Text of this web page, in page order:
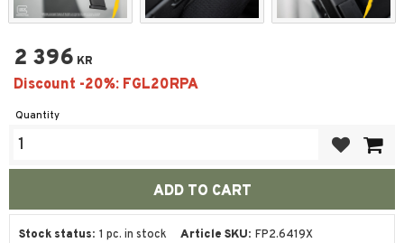
2 396 KR
Quantity
Stock status 1 pc. in stock Article SKU FP2.6419X